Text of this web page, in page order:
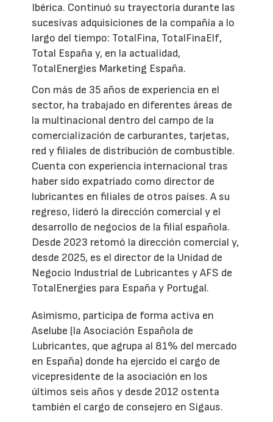
Ibérica. Continuó su trayectoria durante las
sucesivas adquisiciones de la compañía a lo
largo del tiempo: TotalFina, TotalFinaElf,
Total España y, en la actualidad,
TotalEnergies Marketing España.
Con más de 35 años de experiencia en el
sector, ha trabajado en diferentes áreas de
la multinacional dentro del campo de la
comercialización de carburantes, tarjetas,
red y filiales de distribución de combustible.
Cuenta con experiencia internacional tras
haber sido expatriado como director de
lubricantes en filiales de otros países. A su
regreso, lideró la dirección comercial y el
desarrollo de negocios de la filial española.
Desde 2023 retomó la dirección comercial y,
desde 2025, es el director de la Unidad de
Negocio Industrial de Lubricantes y AFS de
TotalEnergies para España y Portugal.
Asimismo, participa de forma activa en
Aselube (la Asociación Española de
Lubricantes, que agrupa al 81% del mercado
en España) donde ha ejercido el cargo de
vicepresidente de la asociación en los
últimos seis años y desde 2012 ostenta
también el cargo de consejero en Sigaus.